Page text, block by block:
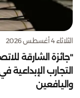
الثلاثاء 4 أغسطس 2026
"جائزة الشارقة
التجارب
واليافعين